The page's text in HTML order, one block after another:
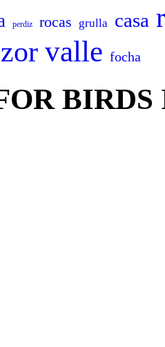
perdiz rocas grulla casa
valle focha